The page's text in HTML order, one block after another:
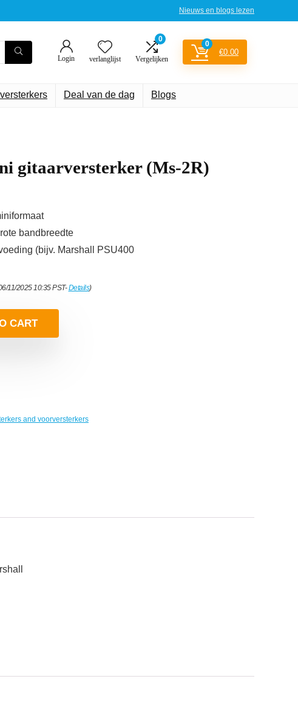
Nieuws en blogs lezen
Login verlanglijst
0
Vergelijken
0
€0.00
Deal van de dag Blogs
gitaarversterker (Ms-2R)
bandbreedte
(bijv. Marshall PSU400
11/2025 10:35 PST-Details)
CART
and voorversterkers